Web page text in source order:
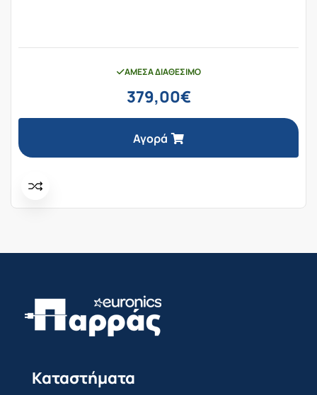
ΆΜΕΣΑ ΔΙΑΘΈΣΙΜΟ
379,00€
Αγορά
Καταστήματα